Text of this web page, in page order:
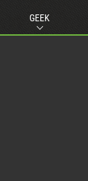
GEEK